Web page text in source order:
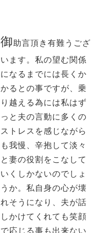
御 助言頂き有難うござ
います。私の望む関係
になるまでには長くか
かるとの事ですが、乗
り越える為には私はず
っと夫の言動に多くの
ストレスを感じながら
も我慢、辛抱して淡々
と妻の役割をこなして
いくしかないのでしょ
うか。私自身の心が壊
れそうになり、夫が話
しかけてくれても笑顔
で応じる事も出来ない